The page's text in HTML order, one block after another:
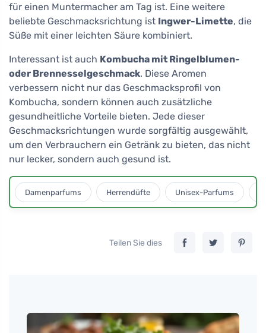
für einen Muntermacher am Tag ist. Eine weitere
beliebte Geschmacksrichtung ist Ingwer-Limette, die
Süße mit einer leichten Säure kombiniert.
Interessant ist auch Kombucha mit Ringelblumen-
oder Brennesselgeschmack. Diese Aromen
verbessern nicht nur das Geschmacksprofil von
Kombucha, sondern können auch zusätzliche
gesundheitliche Vorteile bieten. Jede dieser
Geschmacksrichtungen wurde sorgfältig ausgewählt,
um den Verbrauchern ein Getränk zu bieten, das nicht
nur lecker, sondern auch gesund ist.
Damenparfums Herrendüfte Unisex-Parfums
Teilen Sie dies